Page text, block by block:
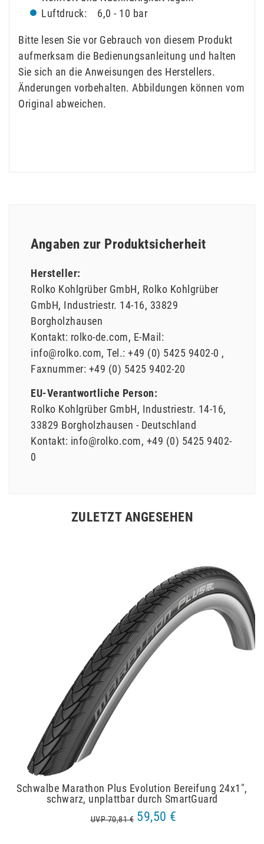
Luftdruck: 6,0 - 10 bar
Bitte lesen Sie vor Gebrauch von diesem Produkt
aufmerksam die Bedienungsanleitung und halten
Sie sich an die Anweisungen des Herstellers.
Änderungen vorbehalten. Abbildungen können vom
Original abweichen.
Angaben zur Produktsicherheit
Hersteller:
Rolko Kohlgrüber GmbH Rolko Kohlgrüber
GmbH Industriestr. 14-16 33829
Borgholzhausen
Kontakt: rolko-de.com E-Mail:
info@rolko.com Tel.: +49 (0) 5425 9402-0
Faxnummer: +49 (0) 5425 9402-20
EU-Verantwortliche Person:
Rolko Kohlgrüber GmbH Industriestr. 14-16
33829 Borgholzhausen
Deutschland
Kontakt: info@rolko.com +49 (0) 5425 9402-
0
ZULETZT ANGESEHEN
Schwalbe Marathon Plus Evolution Bereifung 24x1",
schwarz, unplattbar durch SmartGuard
UVP 70,81 € 59,50 €